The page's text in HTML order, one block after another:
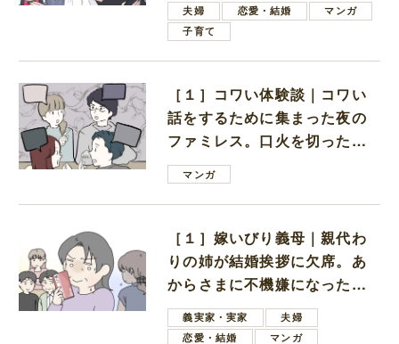
夫婦 恋愛・結婚
マンガ
子育て
［１］コワい体験談｜コワい
話をするために集まった夜の
ファミレス。口火を切ったの
は電車好きの男の子ママ
マンガ
［１］嫁いびり義母｜親代わ
りの姉が結婚挨拶に欠席。あ
からさまに不機嫌になった義
母義実家・実家
夫婦
恋愛・結婚
マンガ